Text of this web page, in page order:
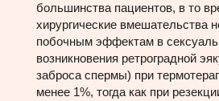
большинства пациентов, в то
хирургические вмешательства
побочным эффектам в
возникновения ретроградной
заброса спермы) при
менее 1%, тогда как при